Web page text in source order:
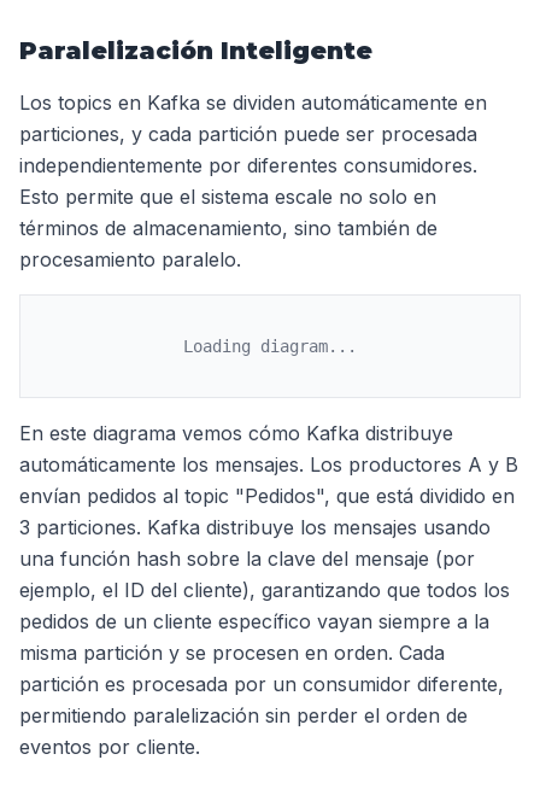
Paralelización Inteligente
Los topics en Kafka se dividen automáticamente en
particiones, y cada partición puede ser procesada
independientemente por diferentes consumidores.
Esto permite que el sistema escale no solo en
términos de almacenamiento, sino también de
procesamiento paralelo.
Loading diagram...
En este diagrama vemos cómo Kafka distribuye
automáticamente los mensajes. Los productores A y B
envían pedidos al topic "Pedidos", que está dividido en
3 particiones. Kafka distribuye los mensajes usando
una función hash sobre la clave del mensaje (por
ejemplo, el ID del cliente), garantizando que todos los
pedidos de un cliente específico vayan siempre a la
misma partición y se procesen en orden. Cada
partición es procesada por un consumidor diferente,
permitiendo paralelización sin perder el orden de
eventos por cliente.